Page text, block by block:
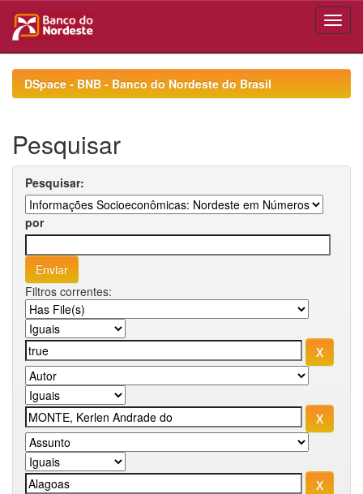
navigationDSpace - BNB - Banco do Nordeste do Brasil
Pesquisar
Pesquisar:
por
Filtros correntes: